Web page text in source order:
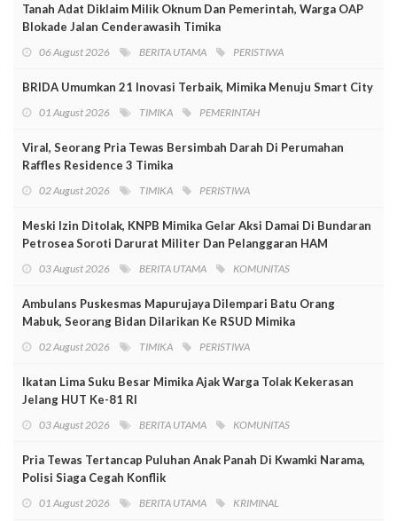
Tanah Adat Diklaim Milik Oknum Dan Pemerintah, Warga OAP
Blokade Jalan Cenderawasih Timika
06 August 2026 BERITA UTAMA PERISTIWA
BRIDA Umumkan 21 Inovasi Terbaik, Mimika Menuju Smart City
01 August 2026 TIMIKA PEMERINTAH
Viral, Seorang Pria Tewas Bersimbah Darah Di Perumahan
Raffles Residence 3 Timika
02 August 2026 TIMIKA PERISTIWA
Meski Izin Ditolak, KNPB Mimika Gelar Aksi Damai Di Bundaran
Petrosea Soroti Darurat Militer Dan Pelanggaran HAM
03 August 2026 BERITA UTAMA KOMUNITAS
Ambulans Puskesmas Mapurujaya Dilempari Batu Orang
Mabuk, Seorang Bidan Dilarikan Ke RSUD Mimika
02 August 2026 TIMIKA PERISTIWA
Ikatan Lima Suku Besar Mimika Ajak Warga Tolak Kekerasan
Jelang HUT Ke-81 RI
03 August 2026 BERITA UTAMA KOMUNITAS
Pria Tewas Tertancap Puluhan Anak Panah Di Kwamki Narama,
Polisi Siaga Cegah Konflik
01 August 2026 BERITA UTAMA KRIMINAL